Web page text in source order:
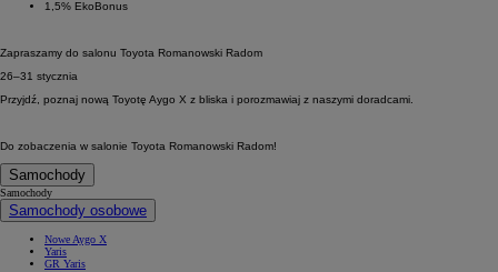
1,5% EkoBonus
Zapraszamy do salonu Toyota Romanowski Radom
26–31 stycznia
Przyjdź, poznaj nową Toyotę Aygo X z bliska i porozmawiaj z naszymi doradcami.
Do zobaczenia w salonie Toyota Romanowski Radom!
Samochody
Samochody
Samochody osobowe
Nowe Aygo X
Yaris
GR Yaris